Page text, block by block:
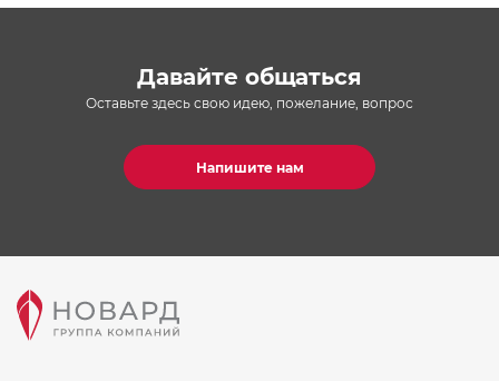
Давайте общаться
Оставьте здесь свою идею, пожелание, вопрос
Напишите нам